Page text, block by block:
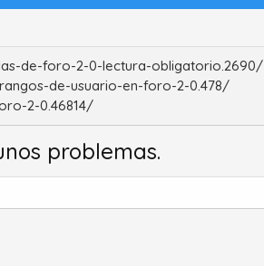
de-foro-2-0-lectura-obligatorio.2690/
de-usuario-en-foro-2-0.478/
2-0.46814/
problemas.